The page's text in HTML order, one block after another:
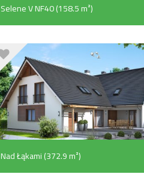
Selene V NF40 (158.5 m²)
Nad Łąkami (372.9 m²)